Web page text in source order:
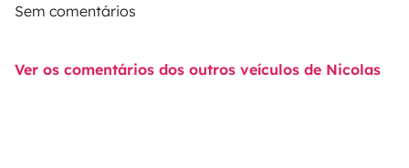
Sem comentários
Ver os comentários dos outros veículos de Nicolas